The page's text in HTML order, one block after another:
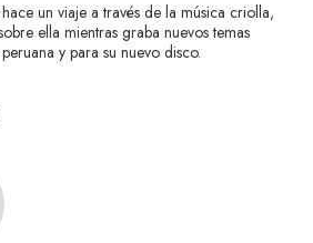
un viaje a través de la música criolla,
ella mientras graba nuevos temas
y para su nuevo disco.